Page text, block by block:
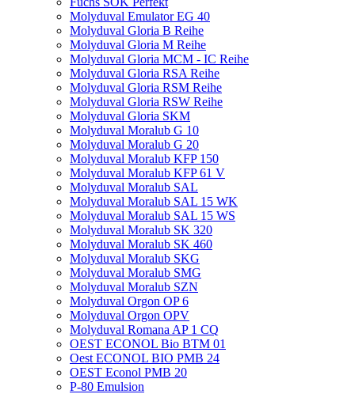
Molyduval Emulator EG 40
Molyduval Gloria B Reihe
Molyduval Gloria M Reihe
Molyduval Gloria MCM - IC Reihe
Molyduval Gloria RSA Reihe
Molyduval Gloria RSM Reihe
Molyduval Gloria RSW Reihe
Molyduval Gloria SKM
Molyduval Moralub G 10
Molyduval Moralub G 20
Molyduval Moralub KFP 150
Molyduval Moralub KFP 61 V
Molyduval Moralub SAL
Molyduval Moralub SAL 15 WK
Molyduval Moralub SAL 15 WS
Molyduval Moralub SK 320
Molyduval Moralub SK 460
Molyduval Moralub SKG
Molyduval Moralub SMG
Molyduval Moralub SZN
Molyduval Orgon OP 6
Molyduval Orgon OPV
Molyduval Romana AP 1 CQ
OEST ECONOL Bio BTM 01
Oest ECONOL BIO PMB 24
OEST Econol PMB 20
P-80 Emulsion